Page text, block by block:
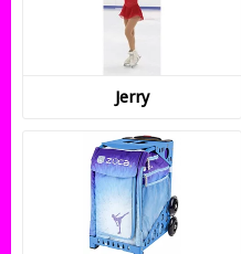
Jerry